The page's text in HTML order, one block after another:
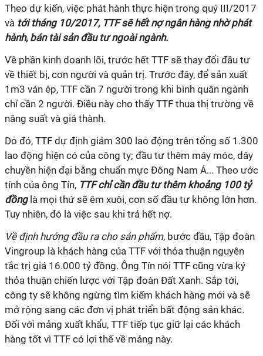
Theo dự kiến, việc phát hành thực hiện trong quý III/2017
và tới tháng 10/2017, TTF sẽ hết nợ ngân hàng nhờ phát
hành, bán tài sản đầu tư ngoài ngành.
Về phần kinh doanh lõi, trước hết TTF sẽ thay đổi đầu tư
về thiết bị, con người và quản trị. Trước đây, để sản xuất
1m3 ván ép, TTF cần 7 người trong khi bình quân ngành
chỉ cần 2 người. Điều này cho thấy TTF thua thị trường về
năng suất và giá thành.
Do đó, TTF dự định giảm 300 lao động trên tổng số 1.300
lao động hiện có của công ty; đầu tư thêm máy móc, dây
chuyền hiện đại bằng chuẩn mực Đông Nam Á... Theo ước
tính của ông Tín, TTF chỉ cần đầu tư thêm khoảng 100 tỷ
đồnglà mọi thứ sẽ êm xuôi, con số đầu tư không lớn hơn.
Tuy nhiên, đó là việc sau khi trả hết nợ.
Về định hướng đầu ra cho sản phẩm, bước đầu, Tập đoàn
Vingroup là khách hàng của TTF với thỏa thuận nguyên
tắc trị giá 16.000 tỷ đồng. Ông Tín nói TTF cũng vừa ký
thỏa thuận chiến lược với Tập đoàn Đất Xanh. Sắp tới,
công ty sẽ không ngừng tìm kiếm khách hàng mới và sẽ
mở rộng sang các đơn vị phát triển bất động sản khác.
Đối với mảng xuất khẩu, TTF tiếp tục giữ lại các khách
hàng tốt vì TTF có lợi thế về mảng này.